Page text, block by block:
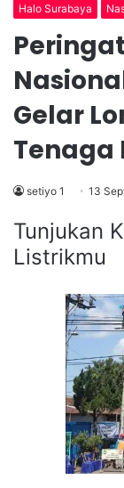
Halo Surabaya
Gelar
Tenaga
setiyo 1 13
Tunjukan
Listrikmu